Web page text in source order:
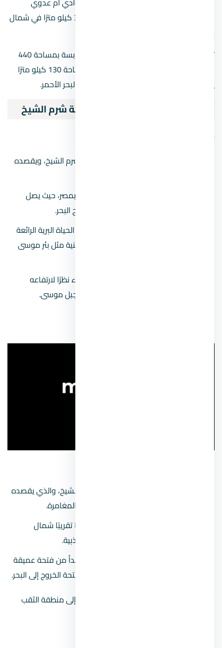
ومدينتي شرم الشيخ ودهب، وتبعد حوالي 35 كيلو مترًا في شمال
تنقسم المحمية لجزأين: أحدهما بري على اليابسة بمساحة 440
كيلو مترًا، والأخر عبارة عن مسطح مائي بمساحة 130 كيلو مترًا
يتمتع بالمياه الصافية التي يحصل عليها من البحر الأحمر.
أشهر المناطق الطبيعية في مدينة شرم الشيخ
جبل سانت كاترين
يعد من أهم المعالم السياحية بمدينة شرم الشيخ، ويقصده
يعتبر جبل سانت كاترين أعلى قمة جبلية بمصر، حيث يصل
تضم المنطقة محمية سانت كاترين ذات الحياة البرية الرائعة
والأشجار الفريدة، والمعالم التاريخية الدينية مثل بئر موسى
يتمتع بأجواء ثلجية باردة في فصل الشتاء نظرًا لارتفاعه
الشاهق، ويقرب منه جبل الصفصافة وجبل موسى.
من أماكن الغوص الخطرة بمدينة شرم الشيخ، والذي يقصده
المحترفين في هذه الرياضة من عشاق المغامرة.
يقع الثقب الأزرق على بعد 100 كيلو مترًا تقريبًا شمال
المدينة، ويتمتع بالتفرد في التجربة والجاذبية.
تكمن خطورته في طبيعة تكوينه، حيث يبدأ من فتحة عميقة
تؤدي إلى نفق طويل والذي يؤدي إلى فتحة الخروج إلى البحر.
لا ننصح المبتدئين في رياضة الغوص الذهاب إلى منطقة الثقب